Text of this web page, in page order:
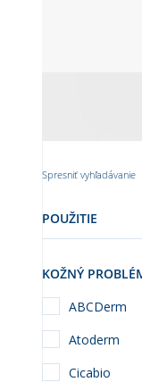
Spresniť vyhľadávanie
POUŽITIE
KOŽNÝ
ABCDerm
Atoderm
Cicabio